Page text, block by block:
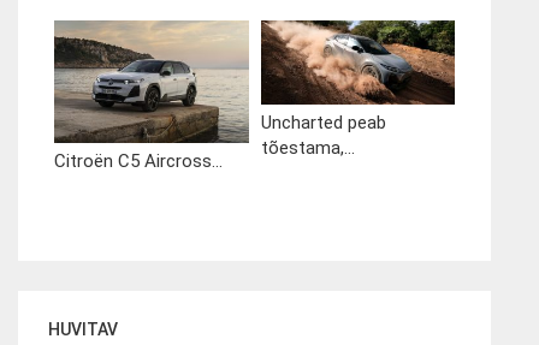
Citroën C5 Aircross...
Uncharted peab
tõestama,...
HUVITAV